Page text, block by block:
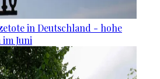
in Deutschland - hohe
Juni